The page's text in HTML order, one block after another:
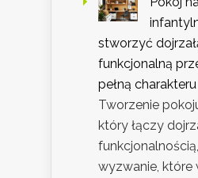
stworzyć
funkcjonalną
pełną charakteru
Tworzenie
który łączy
wyzwanie, które